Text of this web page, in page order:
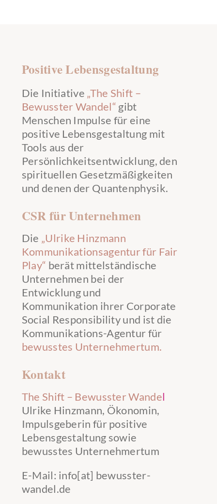
Positive Lebensgestaltung
Die Initiative „The Shift –
Bewusster Wandel“ gibt
Menschen Impulse für eine
positive Lebensgestaltung mit
Tools aus der
Persönlichkeitsentwicklung, den
spirituellen Gesetzmäßigkeiten
und denen der Quantenphysik.
CSR für Unternehmen
Die „Ulrike Hinzmann
Kommunikationsagentur für Fair
Play“ berät mittelständische
Unternehmen bei der
Entwicklung und
Kommunikation ihrer Corporate
Social Responsibility und ist die
Kommunikations-Agentur für
bewusstes Unternehmertum.
Kontakt
The Shift – Bewusster Wandel
Ulrike Hinzmann, Ökonomin,
Impulsgeberin für positive
Lebensgestaltung sowie
bewusstes Unternehmertum
E-Mail: info[at] bewusster-
wandel.de